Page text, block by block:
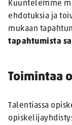
Kuuntelemme
ehdotuksia ja
mukaan
tapahtumista
Toimintaa
Talentiassa